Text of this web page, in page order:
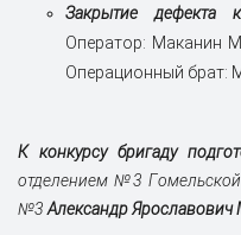
Закрытие дефекта
Оператор: Маканин
Операционный брат:
К конкурсу бригаду
отделением №3
№3 Александр Ярославович